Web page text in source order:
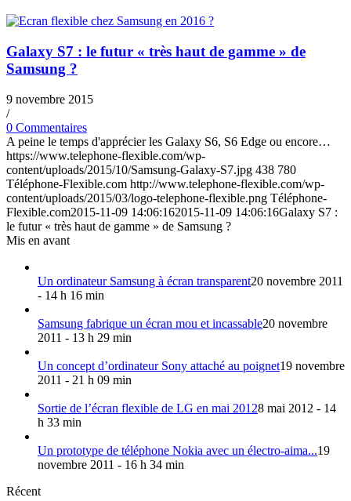
Galaxy S7 : le futur « très haut de gamme » de
Samsung ?
9 novembre 2015
/
0 Commentaires
A peine le temps d'apprécier les Galaxy S6, S6 Edge ou encore…
https://www.telephone-flexible.com/wp-
content/uploads/2015/10/Samsung-Galaxy-S7.jpg 438 780
Téléphone-Flexible.com http://www.telephone-flexible.com/wp-
content/uploads/2015/03/logo-telephone-flexible.png Téléphone-
Flexible.com2015-11-09 14:06:162015-11-09 14:06:16Galaxy S7 :
le futur « très haut de gamme » de Samsung ?
Mis en avant
Un ordinateur Samsung à écran transparent20 novembre 2011
- 14 h 16 min
Samsung fabrique un écran mou et incassable20 novembre
2011 - 13 h 29 min
Un concept d’ordinateur Sony attaché au poignet19 novembre
2011 - 21 h 09 min
Sortie de l’écran flexible de LG en mai 20128 mai 2012 - 14
h 33 min
Un prototype de téléphone Nokia avec un électro-aima...19
novembre 2011 - 16 h 34 min
Récent